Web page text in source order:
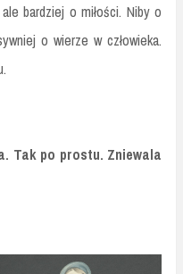
bardziej o miłości. Niby o
o wierze w człowieka.
Tak po prostu. Zniewala